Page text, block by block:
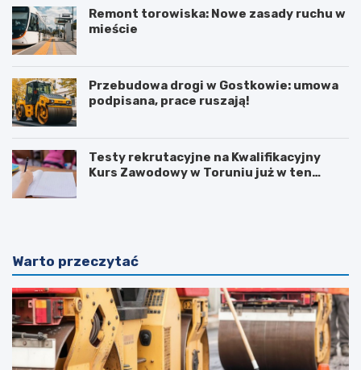
Remont torowiska: Nowe zasady ruchu w
mieście
Przebudowa drogi w Gostkowie: umowa
podpisana, prace ruszają!
Testy rekrutacyjne na Kwalifikacyjny
Kurs Zawodowy w Toruniu już w ten
Warto przeczytać